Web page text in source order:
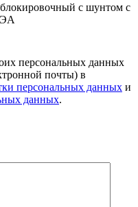
с шунтом с
ЭА
персональных данных
почты) в
персональных данных и
данных.